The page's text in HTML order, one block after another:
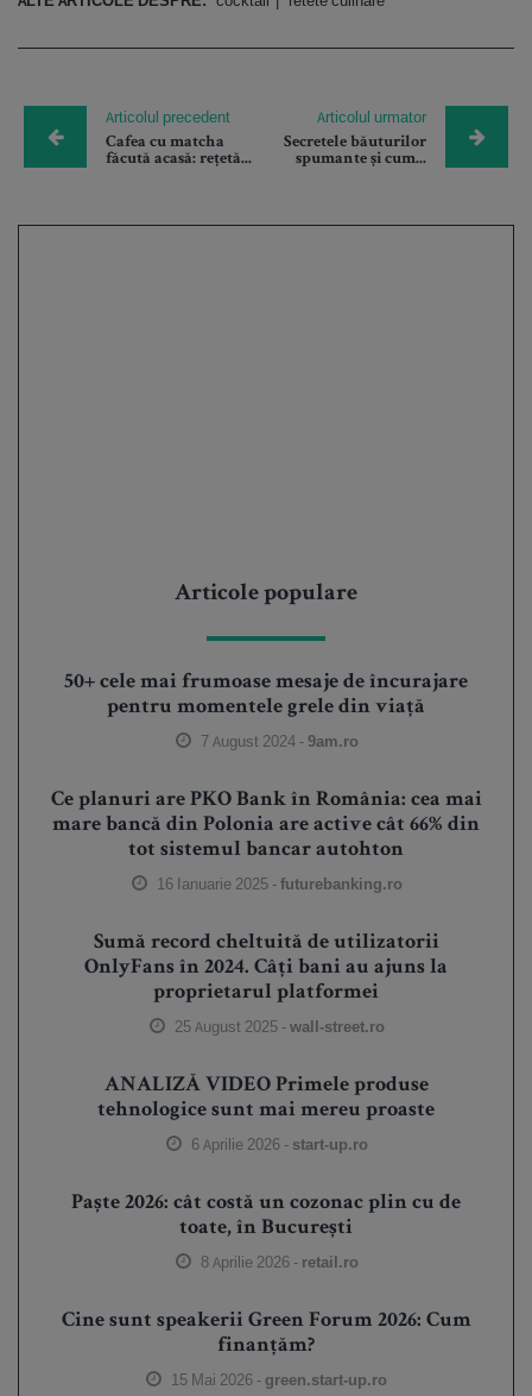
Articolul precedent
Cafea cu matcha
făcută acasă: rețetă...
Articolul urmator
Secretele băuturilor
spumante și cum...
Articole populare
50+ cele mai frumoase mesaje de încurajare
pentru momentele grele din viață
7 August 2024 -9am.ro
Ce planuri are PKO Bank în România: cea mai
mare bancă din Polonia are active cât 66% din
tot sistemul bancar autohton
16 Ianuarie 2025 -futurebanking.ro
Sumă record cheltuită de utilizatorii
OnlyFans în 2024. Câți bani au ajuns la
proprietarul platformei
25 August 2025 -wall-street.ro
ANALIZĂ VIDEO Primele produse
tehnologice sunt mai mereu proaste
6 Aprilie 2026 - start-up.ro
Paște 2026: cât costă un cozonac plin cu de
toate, în București
8 Aprilie 2026 - retail.ro
Cine sunt speakerii Green Forum 2026: Cum
finanțăm?
15 Mai 2026 - green.start-up.ro